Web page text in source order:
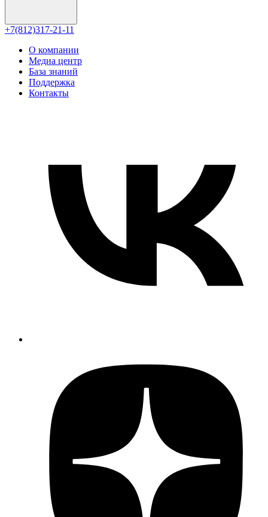
+7(812)317-21-11
О компании
Медиа центр
База знаний
Поддержка
Контакты